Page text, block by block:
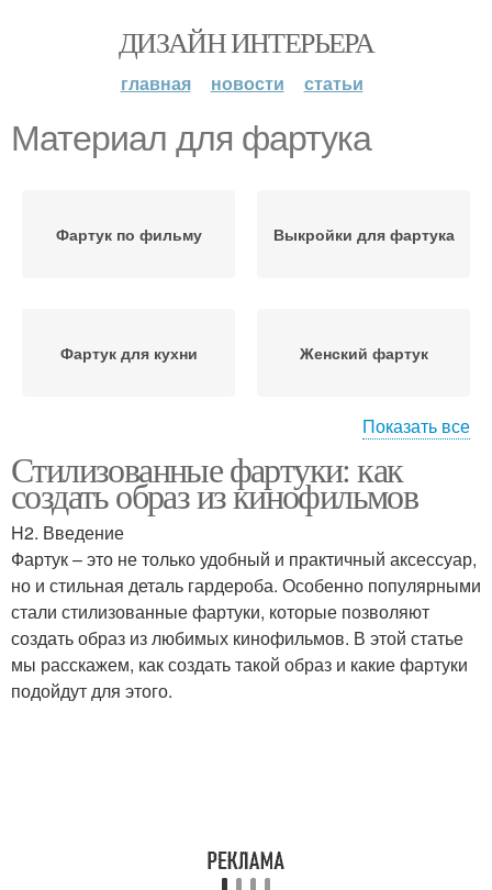
ДИЗАЙН ИНТЕРЬЕРА
главная новости статьи
Материал для фартука
Фартук по фильму Выкройки для фартука
Фартук для кухни Женский фартук
Детский фартук Кухонный фартук
Фартук с нагрудником Фартук для взрослого
Показать все
Стилизованные фартуки: как
создать образ из кинофильмов
H2. Введение
Фартук – это не только удобный и практичный аксессуар,
но и стильная деталь гардероба. Особенно популярными
стали стилизованные фартуки, которые позволяют
создать образ из любимых кинофильмов. В этой статье
мы расскажем, как создать такой образ и какие фартуки
подойдут для этого.